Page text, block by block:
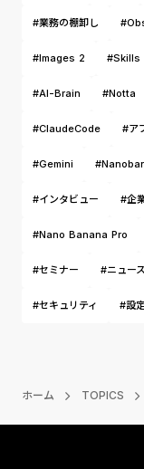
#業務の棚卸し
#Images 2 #Skills
#AI-Brain #Notta
#ClaudeCode #ア
#Gemini
#インタビュー #企
#Nano Banana Pro
#セミナー #ニュース
#セキュリティ #設定
ホーム TOPICS